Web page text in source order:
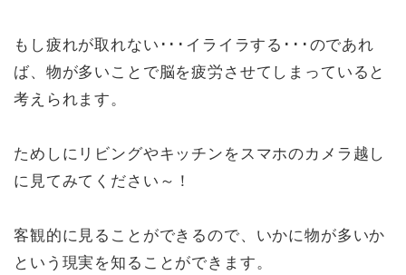
もし疲れが取れない･･･イライラする･･･のであれ
ば、物が多いことで脳を疲労させてしまっていると
考えられます。
ためしにリビングやキッチンをスマホのカメラ越し
に見てみてください～！
客観的に見ることができるので、いかに物が多いか
という現実を知ることができます。